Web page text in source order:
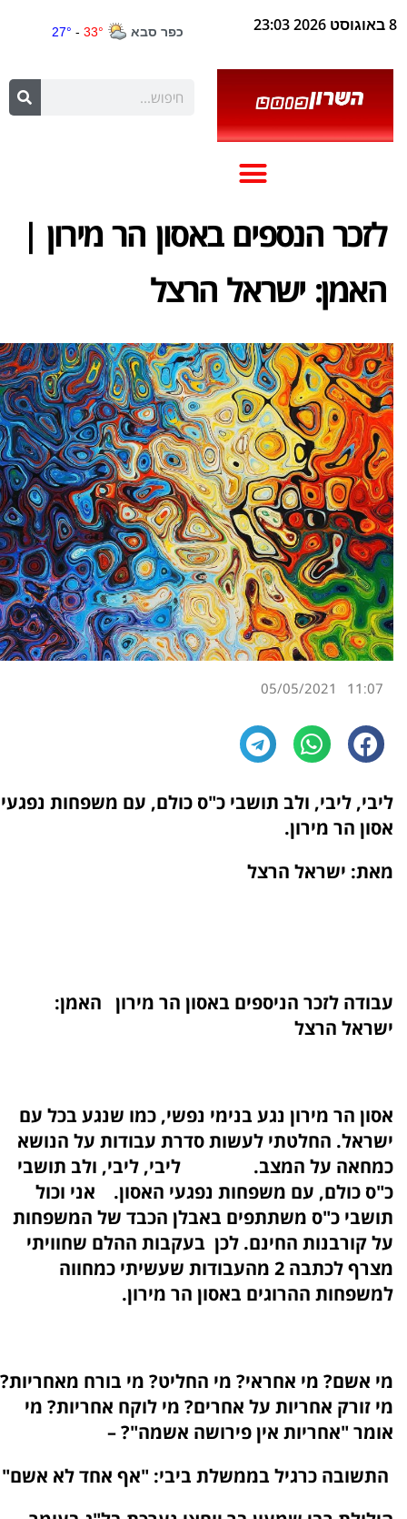
8 באוגוסט 2026 23:03
לזכר הנספים באסון הר מירון |
האמן: ישראל הרצל
11:07
05/05/2021
ליבי, ליבי, ולב תושבי כ"ס כולם, עם משפחות נפגעי
אסון הר מירון.
מאת: ישראל הרצל
עבודה לזכר הניספים באסון הר מירון האמן:
ישראל הרצל
אסון הר מירון נגע בנימי נפשי, כמו שנגע בכל עם
ישראל. החלטתי לעשות סדרת עבודות על הנושא
כמחאה על המצב. ליבי, ליבי, ולב תושבי
כ"ס כולם, עם משפחות נפגעי האסון. אני וכול
תושבי כ"ס משתתפים באבלן הכבד של המשפחות
על קורבנות החינם. לכן בעקבות ההלם שחוויתי
מצרף לכתבה 2 מהעבודות שעשיתי כמחווה
למשפחות ההרוגים באסון הר מירון.
מי אשם? מי אחראי? מי החליט? מי בורח מאחריות?
מי זורק אחריות על אחרים? מי לוקח אחריות? מי
אומר "אחריות אין פירושה אשמה"? –
התשובה כרגיל בממשלת ביבי: "אף אחד לא אשם"